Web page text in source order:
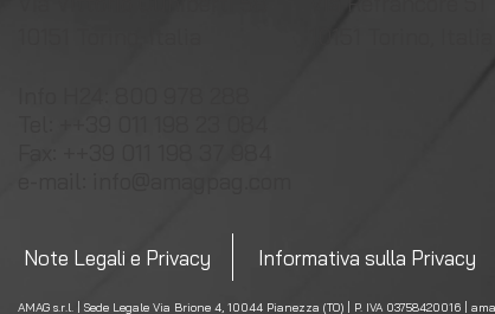
Note Legali e Privacy Informativa sulla Privacy
AMAG s.r.l. | Sede Legale Via Brione 4, 10044 Pianezza (TO) | P. IVA 03758420016 |